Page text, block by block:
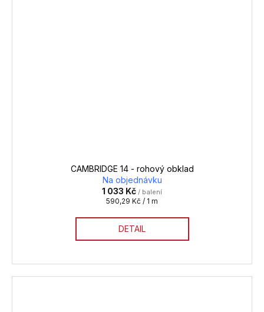
CAMBRIDGE 14 - rohový obklad
Na objednávku
1 033 Kč / balení
Měrná
590,29 Kč / 1 m
DETAIL